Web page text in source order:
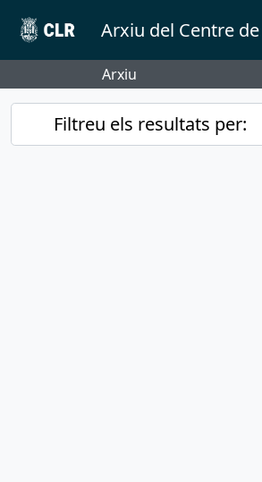
Skip to main content
Arxiu del Centre
Arxiu
Filtreu els resultats per: